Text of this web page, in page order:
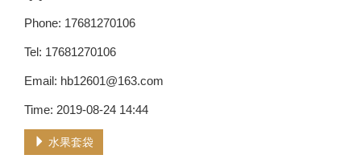
Phone: 17681270106
Tel: 17681270106
Email: hb12601@163.com
Time: 2019-08-24 14:44
水果套袋